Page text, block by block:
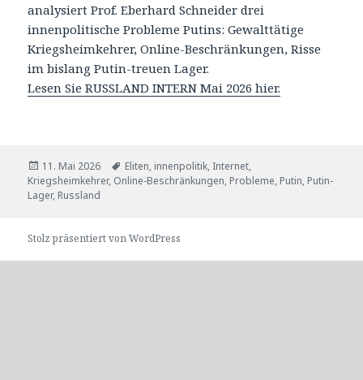
analysiert Prof. Eberhard Schneider drei
innenpolitische Probleme Putins: Gewalttätige
Kriegsheimkehrer, Online-Beschränkungen, Risse
im bislang Putin-treuen Lager.
Lesen Sie RUSSLAND INTERN Mai 2026 hier.
Veröffentlicht
am
11. Mai 2026 Tags
Eliten, innenpolitik, Internet,
Kriegsheimkehrer, Online-Beschränkungen, Probleme, Putin, Putin-
Lager, Russland
Stolz präsentiert von WordPress